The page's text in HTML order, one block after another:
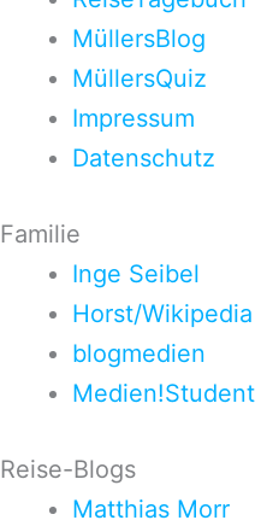
MüllersBlog
MüllersQuiz
Impressum
Datenschutz
Familie
Inge Seibel
Horst/Wikipedia
blogmedien
Medien!Student
Reise-Blogs
Matthias Morr